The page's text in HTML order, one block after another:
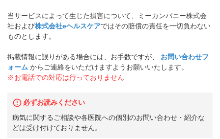
当サービスによって生じた損害について、ミーカンパニー株式会
社および株式会社eヘルスケアではその賠償の責任を一切負わない
ものとします。
掲載情報に誤りがある場合には、お手数ですが、
お問い合わせフ
ォーム からご連絡をいただけますようお願いいたします。
※お電話での対応は行っておりません
必ずお読みください
病気に関するご相談や各医院への個別のお問い合わせ・紹介な
どは受け付けておりません。